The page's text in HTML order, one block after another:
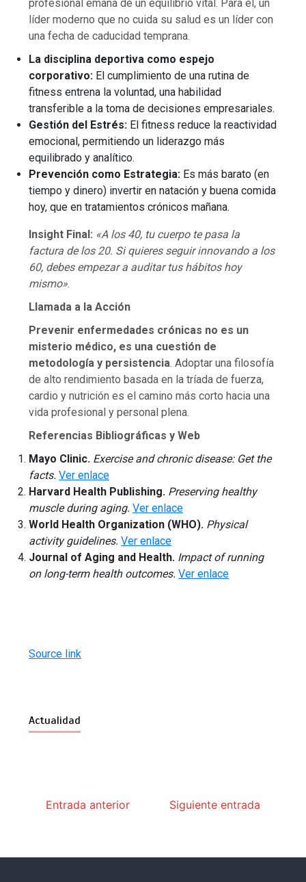
profesional emana de un equilibrio vital. Para él, un
líder moderno que no cuida su salud es un líder con
una fecha de caducidad temprana.
La disciplina deportiva como espejo
corporativo: El cumplimiento de una rutina de
fitness entrena la voluntad, una habilidad
transferible a la toma de decisiones empresariales.
Gestión del Estrés: El fitness reduce la reactividad
emocional, permitiendo un liderazgo más
equilibrado y analítico.
Prevención como Estrategia: Es más barato (en
tiempo y dinero) invertir en natación y buena comida
hoy, que en tratamientos crónicos mañana.
Insight Final: «A los 40, tu cuerpo te pasa la
factura de los 20. Si quieres seguir innovando a los
60, debes empezar a auditar tus hábitos hoy
mismo».
Llamada a la Acción
Prevenir enfermedades crónicas no es un
misterio médico, es una cuestión de
metodología y persistencia. Adoptar una filosofía
de alto rendimiento basada en la tríada de fuerza,
cardio y nutrición es el camino más corto hacia una
vida profesional y personal plena.
Referencias Bibliográficas y Web
Mayo Clinic. Exercise and chronic disease: Get the
facts. Ver enlace
Harvard Health Publishing. Preserving healthy
muscle during aging. Ver enlace
World Health Organization (WHO). Physical
activity guidelines. Ver enlace
Journal of Aging and Health. Impact of running
on long-term health outcomes. Ver enlace
Source link
Actualidad
Entrada anterior Siguiente entrada